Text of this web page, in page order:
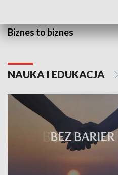
Biznes to biznes
NAUKA I EDUKACJA